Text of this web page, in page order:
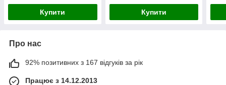
Купити Купити
Про нас
92% позитивних з 167 відгуків за рік
Працює з 14.12.2013